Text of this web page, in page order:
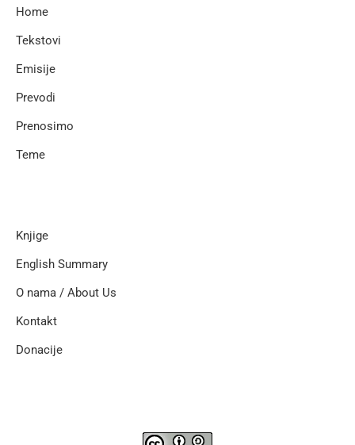
Home
Tekstovi
Emisije
Prevodi
Prenosimo
Teme
Knjige
English Summary
O nama / About Us
Kontakt
Donacije